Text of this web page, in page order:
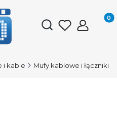
Otwórz
i kable Mufy kablowe i łączniki